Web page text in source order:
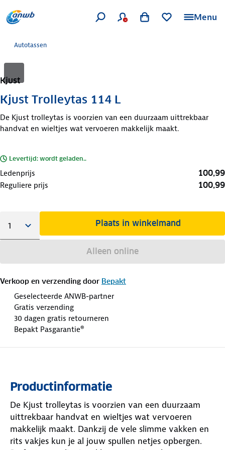
Menu
Autotassen
Kjust
Kjust Trolleytas 114 L
De Kjust trolleytas is voorzien van een duurzaam uittrekbaar
handvat en wieltjes wat vervoeren makkelijk maakt.
Levertijd: wordt geladen..
Ledenprijs 100,99
Reguliere prijs 100,99
Plaats in winkelmand
Alleen online
Verkoop en verzending door Bepakt
Geselecteerde ANWB-partner
Gratis verzending
30 dagen gratis retourneren
Bepakt Pasgarantie®
Productinformatie
De Kjust trolleytas is voorzien van een duurzaam
uittrekbaar handvat en wieltjes wat vervoeren
makkelijk maakt. Dankzij de vele slimme vakken en
rits vakjes kun je al jouw spullen netjes opbergen.